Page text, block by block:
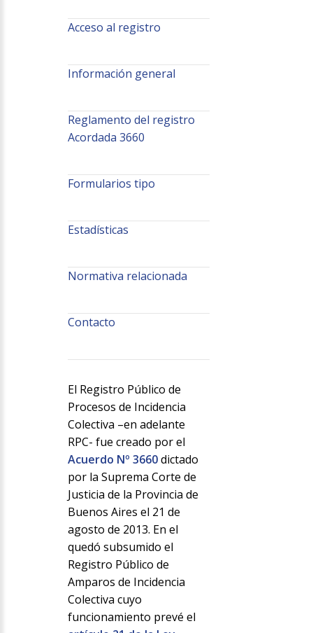
Acceso al registro
Información general
Reglamento del registro
Acordada 3660
Formularios tipo
Estadísticas
Normativa relacionada
Contacto
El Registro Público de
Procesos de Incidencia
Colectiva –en adelante
RPC- fue creado por el
Acuerdo Nº 3660dictado
por la Suprema Corte de
Justicia de la Provincia de
Buenos Aires el 21 de
agosto de 2013. En el
quedó subsumido el
Registro Público de
Amparos de Incidencia
Colectiva cuyo
funcionamiento prevé el